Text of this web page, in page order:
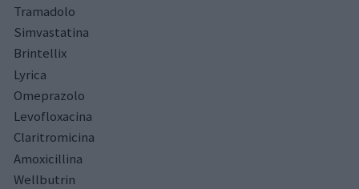
Tramadolo
Simvastatina
Brintellix
Lyrica
Omeprazolo
Levofloxacina
Claritromicina
Amoxicillina
Wellbutrin